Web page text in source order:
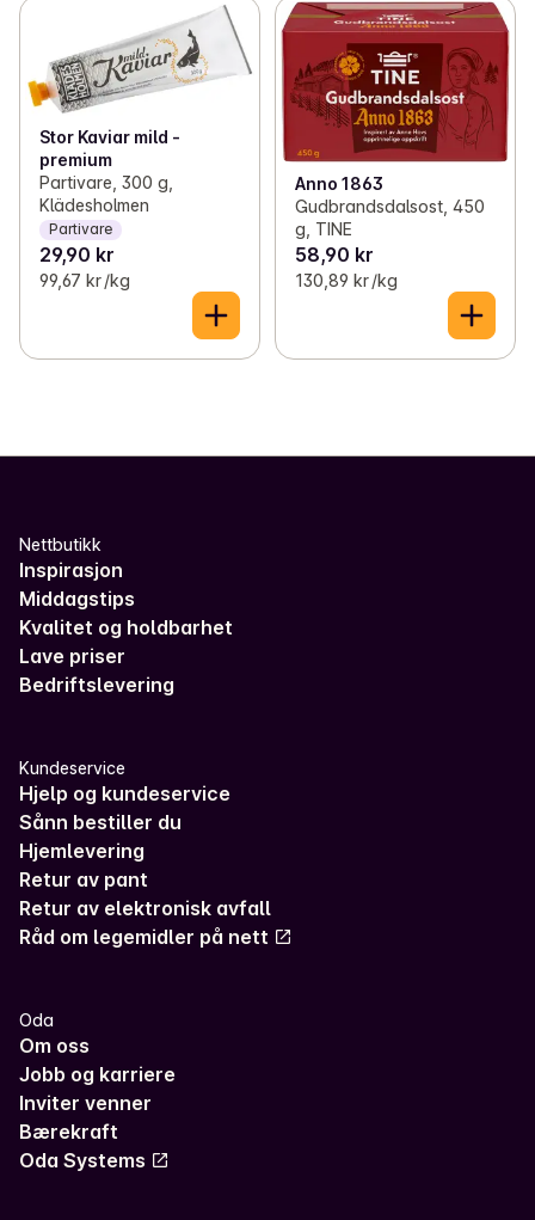
Stor Kaviar mild -
premium
Partivare, 300 g,
Klädesholmen
Partivare
29,90 kr
99,67 kr /kg
Anno 1863
Gudbrandsdalsost, 450
g, TINE
58,90 kr
130,89 kr /kg
Nettbutikk
Inspirasjon
Middagstips
Kvalitet og holdbarhet
Lave priser
Bedriftslevering
Kundeservice
Hjelp og kundeservice
Sånn bestiller du
Hjemlevering
Retur av pant
Retur av elektronisk avfall
Råd om legemidler på nett
Oda
Om oss
Jobb og karriere
Inviter venner
Bærekraft
Oda Systems